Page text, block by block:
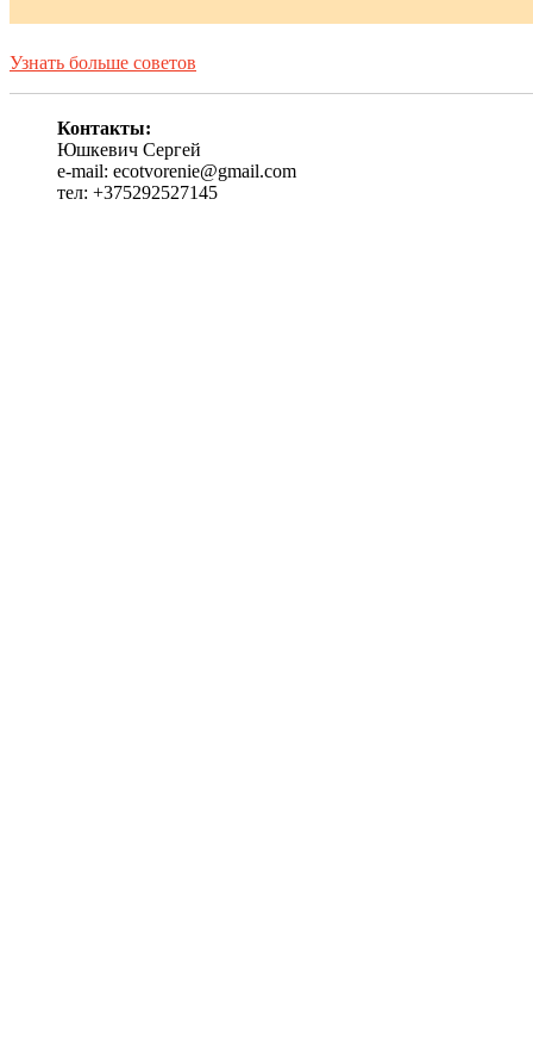
Узнать больше советов
Контакты:
Юшкевич Сергей
e-mail: ecotvorenie@gmail.com
тел: +375292527145